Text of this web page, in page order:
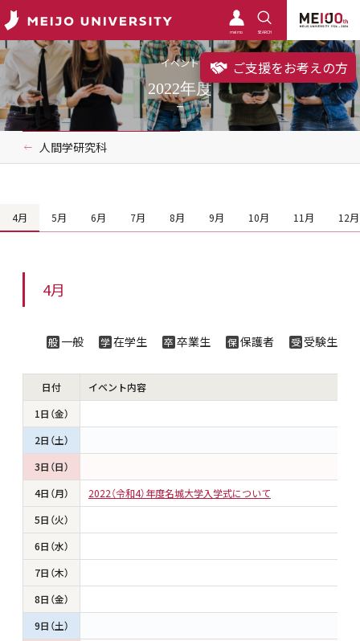
meimo SEARCH
ご支援をお考えの方
イベント
2022年度
人間学研究科
4月 5月 6月 7月 8月 9月 10月 11月 12月
4月
般 一般 学 在学生 卒 卒業生 保 保護者 受 受験生
日付
イベント内容
1日（金）
2日（土）
3日（日）
4日（月）
2022（令和4）年度名城大学入学式について
5日（火）
6日（水）
7日（木）
8日（金）
9日（土）